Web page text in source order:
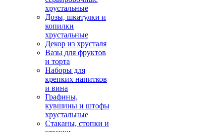
хрустальные
Дозы, шкатулки и
копилки
хрустальные
Декор из хрусталя
Вазы для фруктов
и торта
Наборы для
крепких напитков
и вина
Графины,
кувшины и штофы
хрустальные
Стаканы, стопки и